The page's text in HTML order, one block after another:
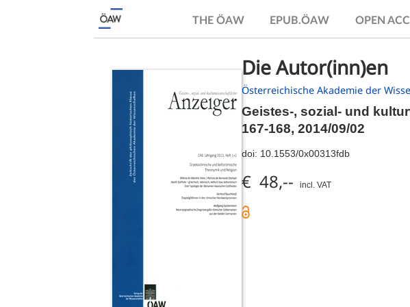
THE ÖAW EPUB.ÖAW OPEN
Die Autor(inn)en
Österreichische Akademie der
Geistes-, sozial- und
167-168, 2014/09/02
doi: 10.1553/0x00313fdb
€ 48,-- incl. VAT